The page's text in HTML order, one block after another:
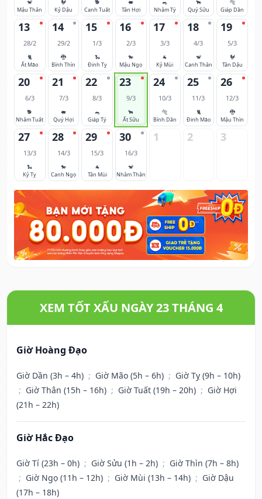
🐒
Mậu Thân
🐓
Kỷ Dậu
🐕
Canh Tuất
🐖
Tân Hợi
🐀
Nhâm Tý
🐂
Quý Sửu
🐅
Giáp Dần
13
28/2
🐈
Ất Mão
14
29/2
🐉
Bính Thìn
15
1/3
🐍
Đinh Tỵ
16
2/3
🐎
Mậu Ngọ
17
3/3
🐐
Kỷ Mùi
18
4/3
🐒
Canh Thân
19
5/3
🐓
Tân Dậu
20
6/3
🐕
Nhâm Tuất
21
7/3
🐖
Quý Hợi
22
8/3
🐀
Giáp Tý
23
9/3
🐂
Ất Sửu
24
10/3
🐅
Bính Dần
25
11/3
🐈
Đinh Mão
26
12/3
🐉
Mậu Thìn
27
13/3
🐍
Kỷ Tỵ
28
14/3
🐎
Canh Ngọ
29
15/3
🐐
Tân Mùi
30
16/3
🐒
Nhâm Thân
1 2 3
XEM TỐT XẤU NGÀY 23 THÁNG 4
Giờ Hoàng Đạo
Giờ Dần (3h – 4h) ; Giờ Mão (5h – 6h) ; Giờ Tỵ (9h – 10h)
; Giờ Thân (15h – 16h) ; Giờ Tuất (19h – 20h) ; Giờ Hợi
(21h – 22h)
Giờ Hắc Đạo
Giờ Tí (23h – 0h) ; Giờ Sửu (1h – 2h) ; Giờ Thìn (7h – 8h)
; Giờ Ngọ (11h – 12h) ; Giờ Mùi (13h – 14h) ; Giờ Dậu
(17h – 18h)